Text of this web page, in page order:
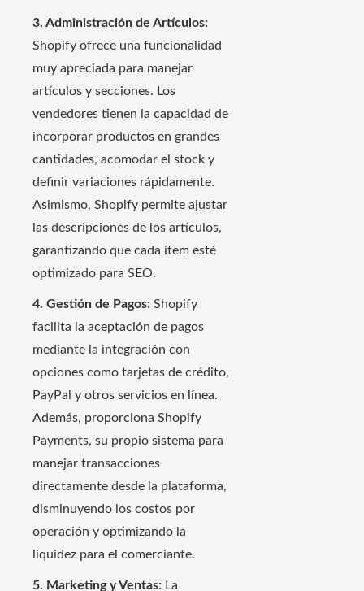
3. Administración de Artículos:
Shopify ofrece una funcionalidad
muy apreciada para manejar
artículos y secciones. Los
vendedores tienen la capacidad de
incorporar productos en grandes
cantidades, acomodar el stock y
definir variaciones rápidamente.
Asimismo, Shopify permite ajustar
las descripciones de los artículos,
garantizando que cada ítem esté
optimizado para SEO.
4. Gestión de Pagos: Shopify
facilita la aceptación de pagos
mediante la integración con
opciones como tarjetas de crédito,
PayPal y otros servicios en línea.
Además, proporciona Shopify
Payments, su propio sistema para
manejar transacciones
directamente desde la plataforma,
disminuyendo los costos por
operación y optimizando la
liquidez para el comerciante.
5. Marketing y Ventas: La